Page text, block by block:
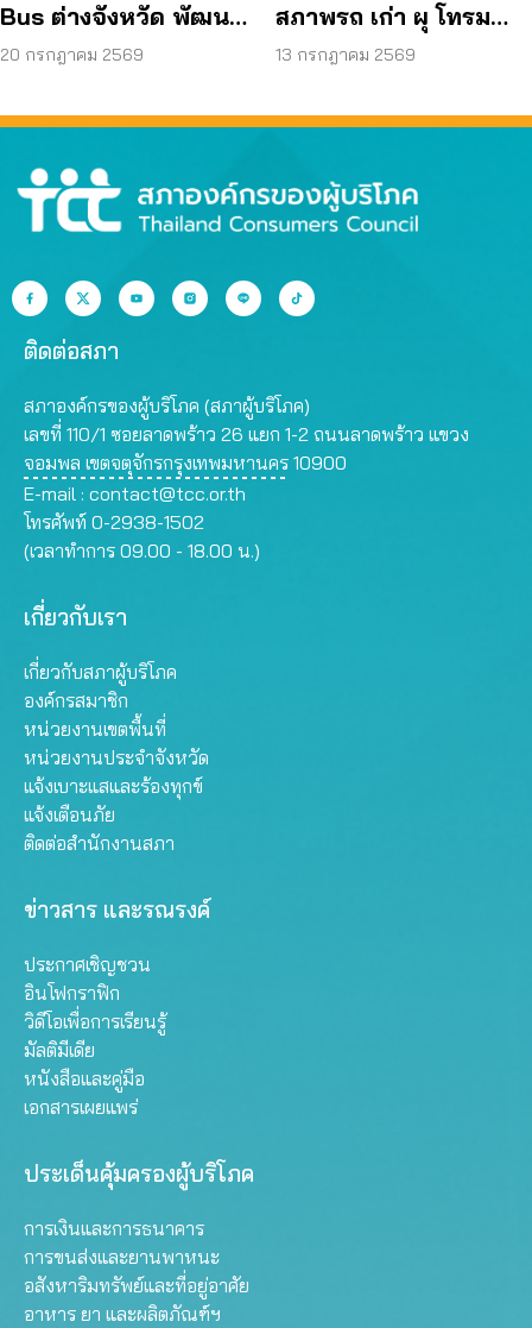
Bus ต่างจังหวัด พัฒนา
ขนส่งสาธารณะไร้รอย
20 กรกฎาคม 2569
สภาพรถ เก่า ผุ โทรม
ถามหามาตรฐานรถ
13 กรกฎาคม 2569
ติดต่อสภา
สภาองค์กรของผู้บริโภค (สภาผู้บริโภค)
เลขที่ 110/1 ซอยลาดพร้าว 26 แยก 1-2 ถนนลาดพร้าว แขวง
จอมพล เขตจตุจักรกรุงเทพมหานคร 10900
E-mail : contact@tcc.or.th
โทรศัพท์ 0-2938-1502
(เวลาทำการ 09.00 - 18.00 น.)
เกี่ยวกับเรา
เกี่ยวกับสภาผู้บริโภค
องค์กรสมาชิก
หน่วยงานเขตพื้นที่
หน่วยงานประจำจังหวัด
แจ้งเบาะแสและร้องทุกข์
แจ้งเตือนภัย
ติดต่อสำนักงานสภา
ข่าวสาร และรณรงค์
ประกาศเชิญชวน
อินโฟกราฟิก
วิดีโอเพื่อการเรียนรู้
มัลติมีเดีย
หนังสือและคู่มือ
เอกสารเผยแพร่
ประเด็นคุ้มครองผู้บริโภค
การเงินและการธนาคาร
การขนส่งและยานพาหนะ
อสังหาริมทรัพย์และที่อยู่อาศัย
อาหาร ยา และผลิตภัณฑ์ฯ